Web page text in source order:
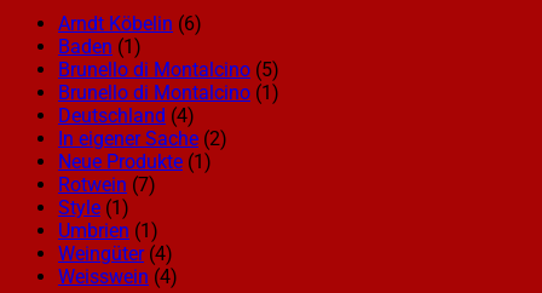
Arndt Köbelin (6)
Baden (1)
Brunello di Montalcino (5)
Brunello di Montalcino (1)
Deutschland (4)
In eigener Sache (2)
Neue Produkte (1)
Rotwein (7)
Style (1)
Umbrien (1)
Weingüter(4)
Weisswein (4)